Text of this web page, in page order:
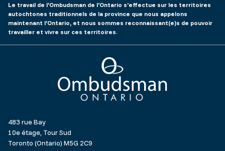
Le travail de l'Ombudsman de l'Ontario s'effectue sur les territoires
autochtones traditionnels de la province que nous appelons
maintenant l’Ontario, et nous sommes reconnaissant(e)s de pouvoir
travailler et vivre sur ces territoires.
Ombudsman Ontario
483 rue Bay
10e étage, Tour Sud
Toronto (Ontario) M5G 2C9